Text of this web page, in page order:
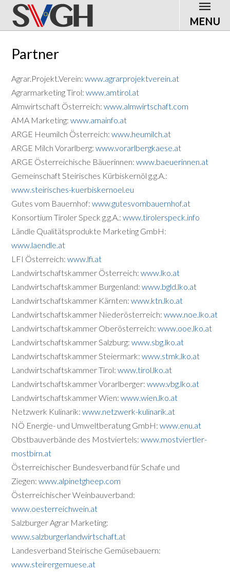
MENU
Partner
Agrar.Projekt.Verein:www.agrarprojektverein.at
Agrarmarketing Tirol:www.amtirol.at
Almwirtschaft Österreich:www.almwirtschaft.com
AMA Marketing:www.amainfo.at
ARGE Heumilch Österreich:www.heumilch.at
ARGE Milch Vorarlberg:www.vorarlbergkaese.at
ARGE Österreichische Bäuerinnen:www.baeuerinnen.at
Gemeinschaft Steirisches Kürbiskernöl g.g.A.:
www.steirisches-kuerbiskernoel.eu
Gutes vom Bauernhof:www.gutesvombauernhof.at
Konsortium Tiroler Speck g.g.A.:www.tirolerspeck.info
Ländle Qualitätsprodukte Marketing GmbH:
www.laendle.at
LFI Österreich:www.lfi.at
Landwirtschaftskammer Österreich:www.lko.at
Landwirtschaftskammer Burgenland:www.bgld.lko.at
Landwirtschaftskammer Kärnten:www.ktn.lko.at
Landwirtschaftskammer Niederösterreich:www.noe.lko.at
Landwirtschaftskammer Oberösterreich:www.ooe.lko.at
Landwirtschaftskammer Salzburg:www.sbg.lko.at
Landwirtschaftskammer Steiermark:www.stmk.lko.at
Landwirtschaftskammer Tirol:www.tirol.lko.at
Landwirtschaftskammer Vorarlberger:www.vbg.lko.at
Landwirtschaftskammer Wien:www.wien.lko.at
Netzwerk Kulinarik:www.netzwerk-kulinarik.at
NÖ Energie- und Umweltberatung GmbH:www.enu.at
Obstbauverbände des Mostviertels:www.mostviertler-
mostbirn.at
Österreichischer Bundesverband für Schafe und
Ziegen:www.alpinetgheep.com
Österreichischer Weinbauverband:
www.oesterreichwein.at
Salzburger Agrar Marketing:
www.salzburgerlandwirtschaft.at
Landesverband Steirische Gemüsebauern:
www.steirergemuese.at